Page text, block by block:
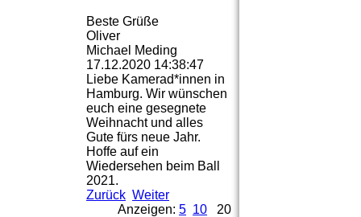
Beste Grüße
Oliver
Michael Meding
17.12.2020 14:38:47
Liebe Kamerad*innen in
Hamburg. Wir wünschen
euch eine gesegnete
Weihnacht und alles
Gute fürs neue Jahr.
Hoffe auf ein
Wiedersehen beim Ball
2021.
Zurück Weiter
Anzeigen: 5 10 20